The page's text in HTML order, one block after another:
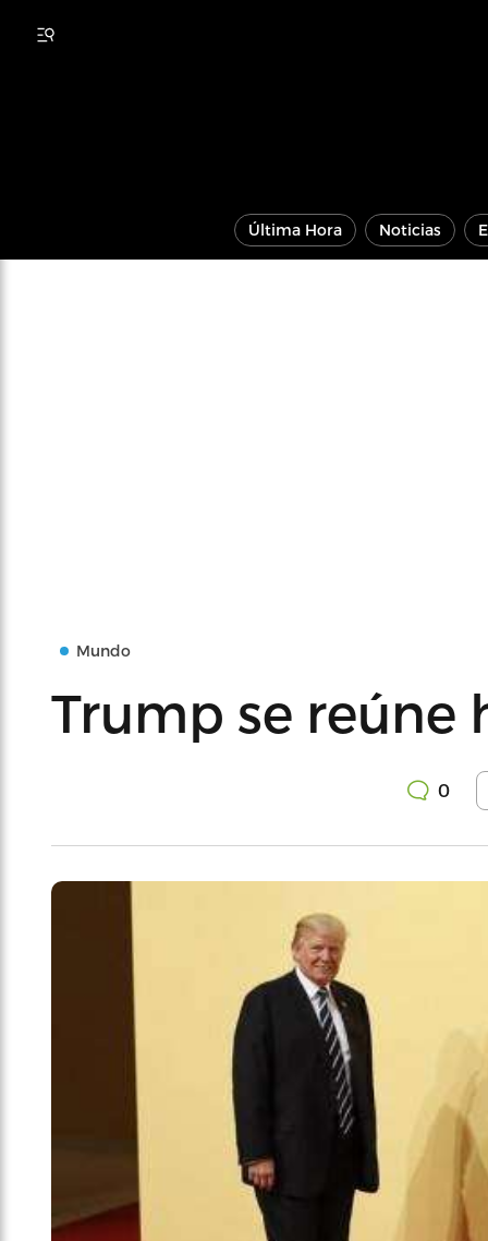
Última Hora Noticias
Mundo
Trump se reúne
0